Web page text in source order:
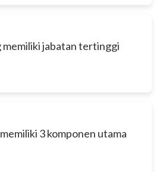
memiliki jabatan tertinggi
3 komponen utama